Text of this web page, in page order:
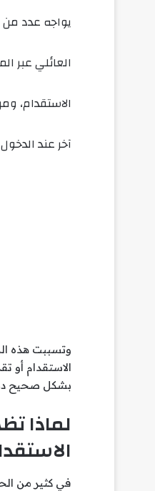
العائلي عبر
الاستقدام،
آخر عند
وتسببت هذه
الاستقدام أو
بشكل صحيح دون
لماذا
في كثير من